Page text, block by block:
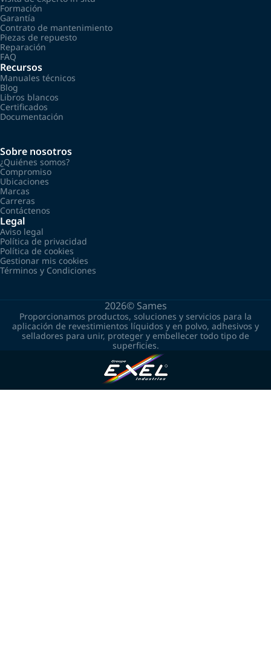
Formación
Garantía
Contrato de mantenimiento
Piezas de repuesto
Reparación
FAQ
Recursos
Manuales técnicos
Blog
Libros blancos
Certificados
Documentación
Sobre nosotros
¿Quiénes somos?
Compromiso
Ubicaciones
Marcas
Carreras
Contáctenos
Legal
Aviso legal
Política de privacidad
Política de cookies
Gestionar mis cookies
Términos y Condiciones
2026© Sames
Proporcionamos productos, soluciones y servicios para la
aplicación de revestimientos líquidos y en polvo, adhesivos y
selladores para unir, proteger y embellecer todo tipo de
superficies.